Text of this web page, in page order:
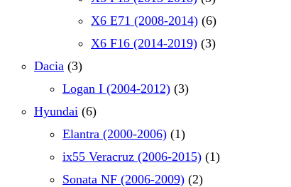
X6 E71 (2008-2014) (6)
X6 F16 (2014-2019) (3)
Dacia (3)
Logan I (2004-2012) (3)
Hyundai (6)
Elantra (2000-2006) (1)
ix55 Veracruz (2006-2015) (1)
Sonata NF (2006-2009) (2)